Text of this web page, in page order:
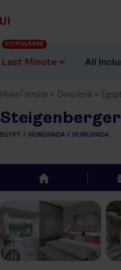
Last Minute
POPULÁRNÍ
All
Hlavní strana Dovolená Egypt
Steigenberger
EGYPT HURGHADA HURGHADA
top
Previous slide